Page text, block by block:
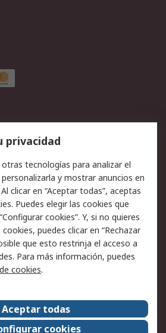
Devoluciones
Soporte técnico
Política de privacidad -
Actualizada
Seguridad de emails
Condiciones de venta
privacidad
tecnologías para analizar el
y mostrar anuncios en
clicar en “Aceptar todas”, aceptas
Puedes elegir las cookies que
cookies”. Y, si no quieres
puedes clicar en “Rechazar
que esto restrinja el acceso a
Para más información, puedes
cookies.
Aceptar todas
cookies